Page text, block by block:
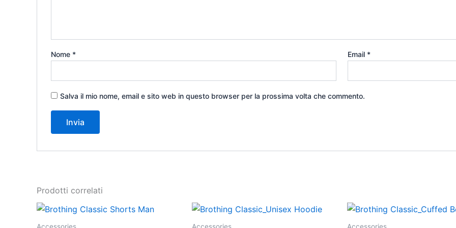
Nome * Email *
Salva il mio nome, email e sito web in questo browser per la prossima volta che commento.
Prodotti correlati
Questo
Questo
Questo